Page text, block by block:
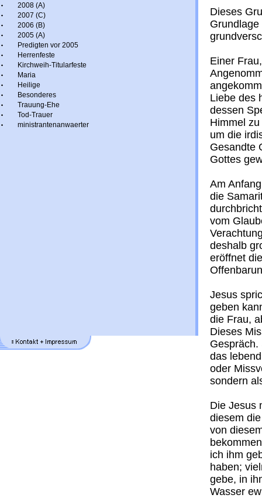
2008 (A)
2007 (C)
2006 (B)
2005 (A)
Predigten vor 2005
Herrenfeste
Kirchweih-Titularfeste
Maria
Heilige
Besonderes
Trauung-Ehe
Tod-Trauer
ministrantenanwaerter
Dieses
Einer
Liebe des
dessen
Himmel
um die
Gesandte
Gottes
Am
die
vom
deshalb
eröffnet
Jesus
geben
die Frau,
Dieses
Gespräch.
das
oder
sondern
Die Jesus
diesem
von
ich ihm
haben;
gebe, in
Wasser